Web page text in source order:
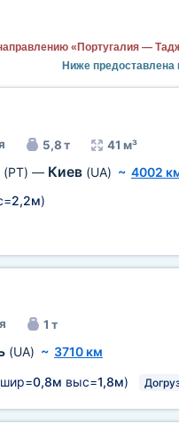
«Португалия —
Ниже
5,8 т 41 м³
(PT) — Киев (UA) ~ 4002
2,2м)
1 т
(UA) ~ 3710 км
шир=0,8м выс=1,8м)